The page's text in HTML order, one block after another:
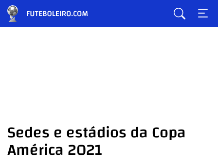
Sedes e estádios da Copa
América 2021